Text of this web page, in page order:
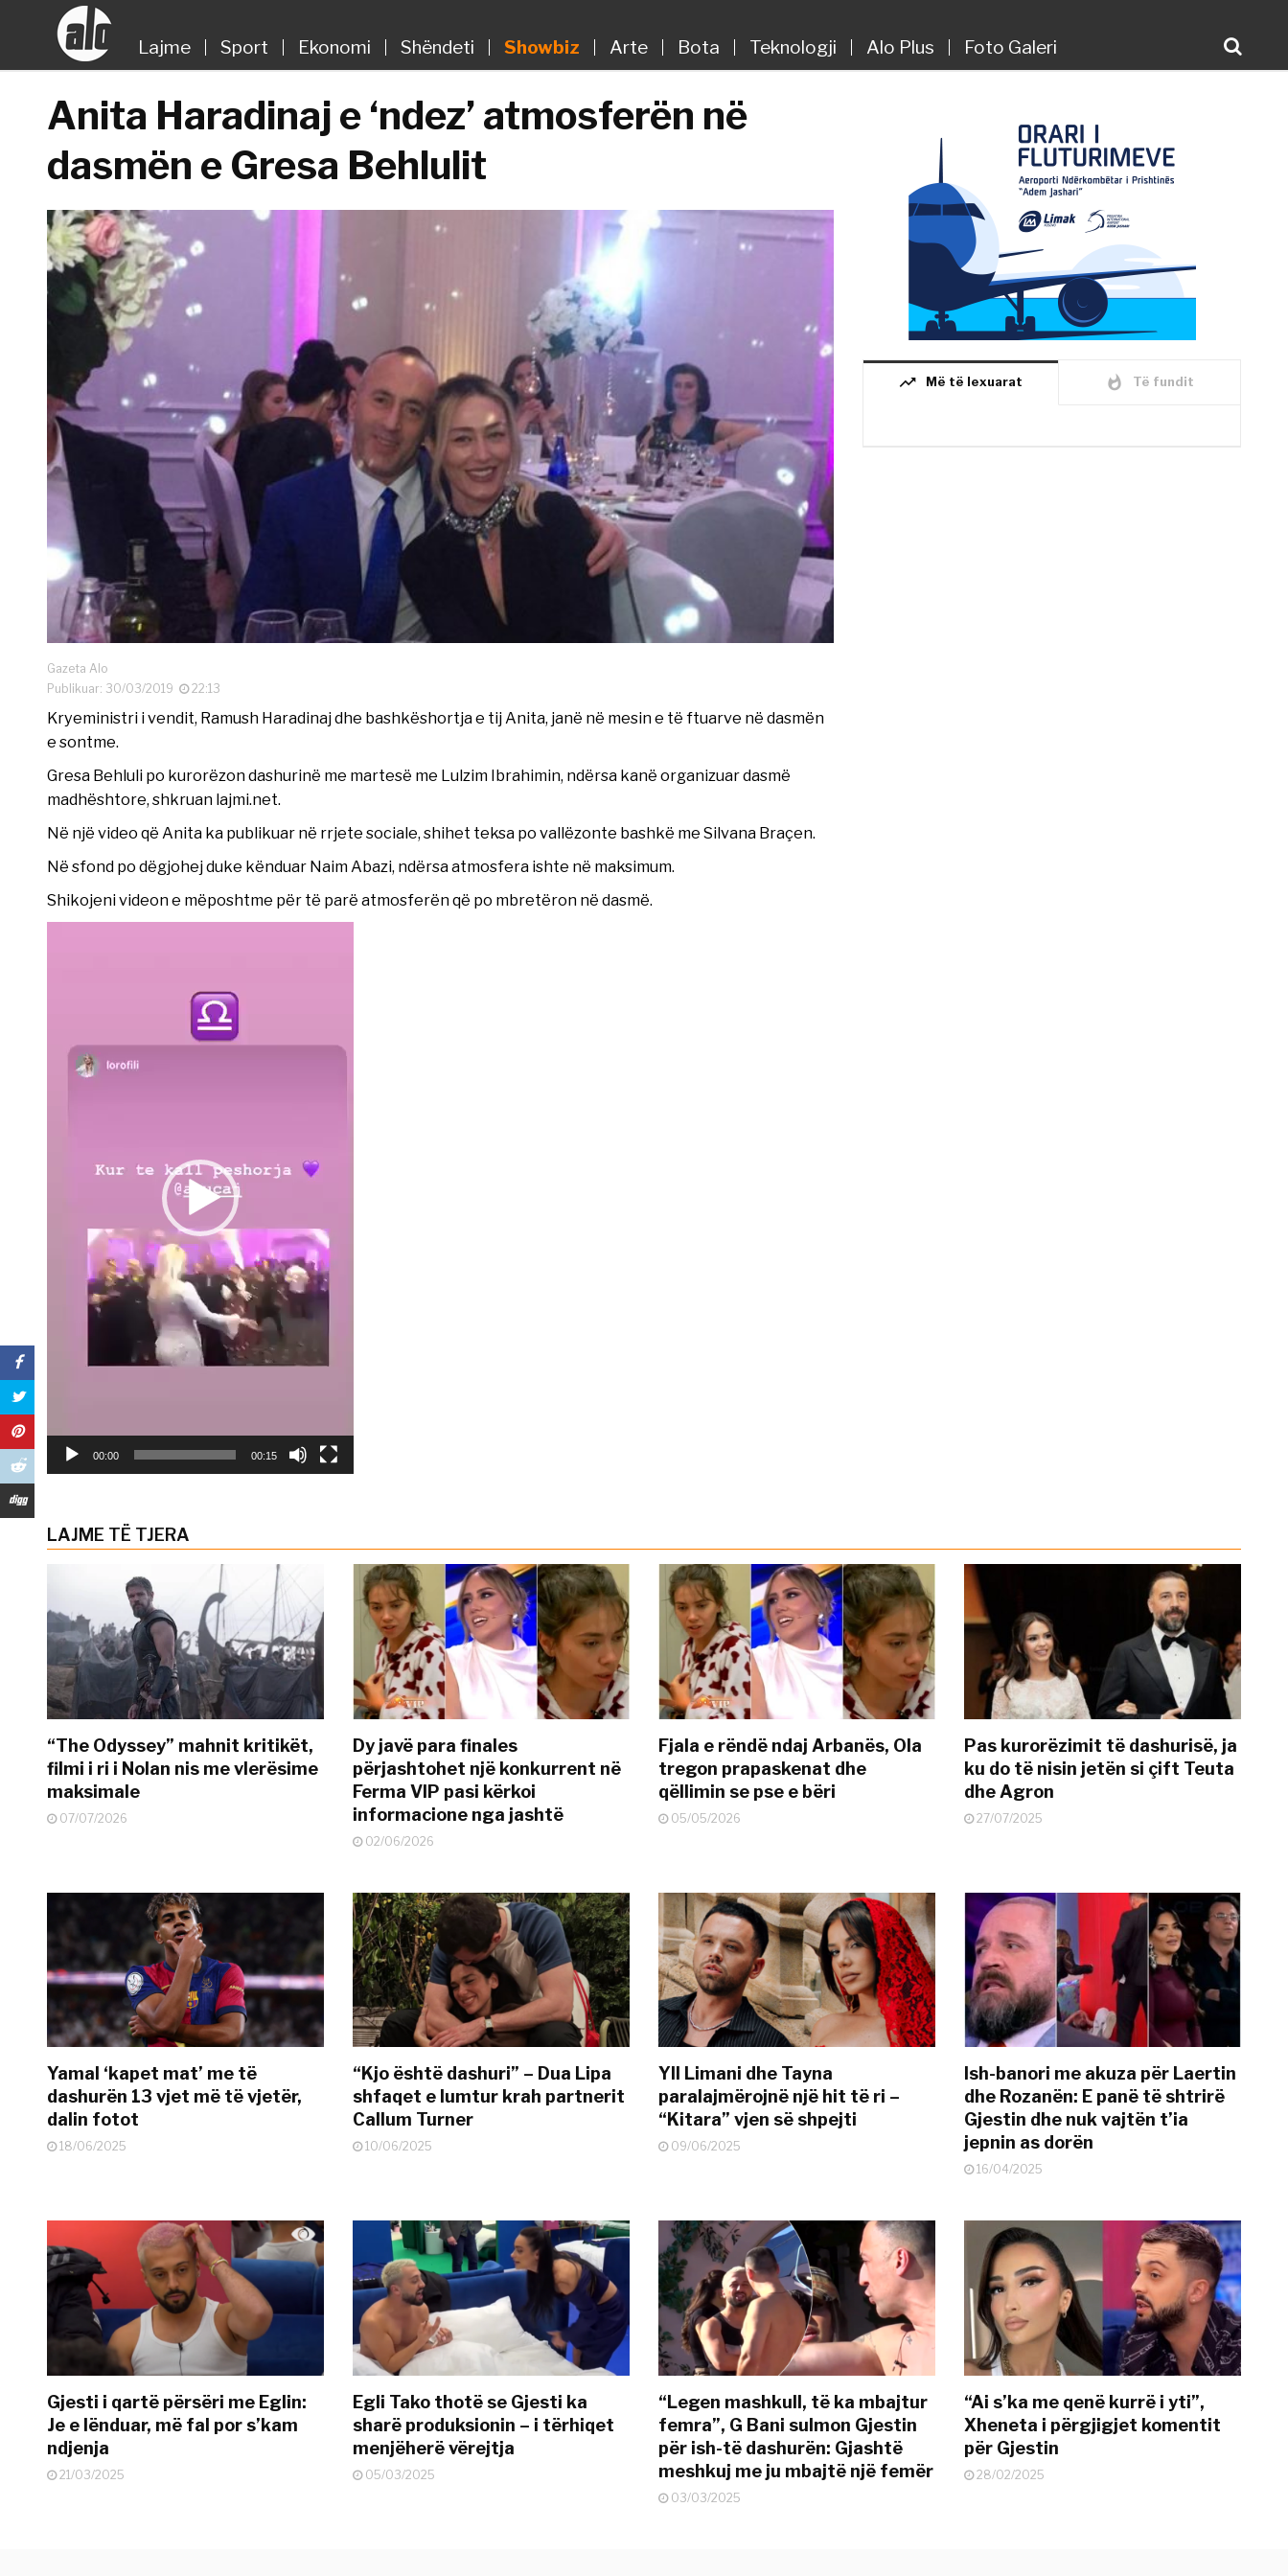
Lajme Sport Ekonomi Shëndeti Showbiz Arte Bota Teknologji Alo Plus Foto Galeri
Anita Haradinaj e ‘ndez’ atmosferën në
dasmën e Gresa Behlulit
Gazeta Alo
Publikuar: 30/03/2019
22:13
Kryeministri i vendit, Ramush Haradinaj dhe bashkëshortja e tij Anita, janë në mesin e të ftuarve në dasmën
e sontme.
Gresa Behluli po kurorëzon dashurinë me martesë me Lulzim Ibrahimin, ndërsa kanë organizuar dasmë
madhështore, shkruan lajmi.net.
Në një video që Anita ka publikuar në rrjete sociale, shihet teksa po vallëzonte bashkë me Silvana Braçen.
Në sfond po dëgjohej duke kënduar Naim Abazi, ndërsa atmosfera ishte në maksimum.
Shikojeni videon e mëposhtme për të parë atmosferën që po mbretëron në dasmë.
00:00 00:15
trending_up Më të lexuarat whatshot Të fundit
LAJME TË TJERA
“The Odyssey” mahnit kritikët,
filmi i ri i Nolan nis me vlerësime
maksimale
07/07/2026
Dy javë para finales
përjashtohet një konkurrent në
Ferma VIP pasi kërkoi
informacione nga jashtë
02/06/2026
Fjala e rëndë ndaj Arbanës, Ola
tregon prapaskenat dhe
qëllimin se pse e bëri
05/05/2026
Pas kurorëzimit të dashurisë, ja
ku do të nisin jetën si çift Teuta
dhe Agron
27/07/2025
Yamal ‘kapet mat’ me të
dashurën 13 vjet më të vjetër,
dalin fotot
18/06/2025
“Kjo është dashuri” – Dua Lipa
shfaqet e lumtur krah partnerit
Callum Turner
10/06/2025
Yll Limani dhe Tayna
paralajmërojnë një hit të ri –
“Kitara” vjen së shpejti
09/06/2025
Ish-banori me akuza për Laertin
dhe Rozanën: E panë të shtrirë
Gjestin dhe nuk vajtën t’ia
jepnin as dorën
16/04/2025
Gjesti i qartë përsëri me Eglin:
Je e lënduar, më fal por s’kam
ndjenja
21/03/2025
Egli Tako thotë se Gjesti ka
sharë produksionin – i tërhiqet
menjëherë vërejtja
05/03/2025
“Legen mashkull, të ka mbajtur
femra”, G Bani sulmon Gjestin
për ish-të dashurën: Gjashtë
meshkuj me ju mbajtë një femër
03/03/2025
“Ai s’ka me qenë kurrë i yti”,
Xheneta i përgjigjet komentit
për Gjestin
28/02/2025